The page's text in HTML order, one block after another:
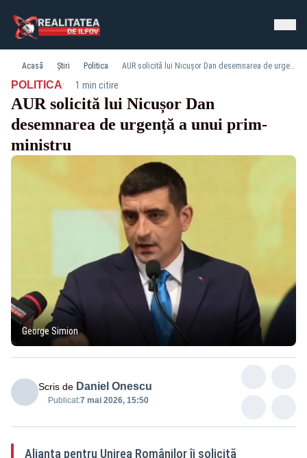
Acasă Știri Politica AUR solicită lui Nicușor Dan desemnarea de urgență a unui prim-ministru
POLITICA· 1 min citire
AUR solicită lui Nicușor Dan
desemnarea de urgență a unui prim-
ministru
George Simion
Scris de Daniel Onescu
Publicat:7 mai 2026, 15:50
Alianța pentru Unirea Românilor îi solicită